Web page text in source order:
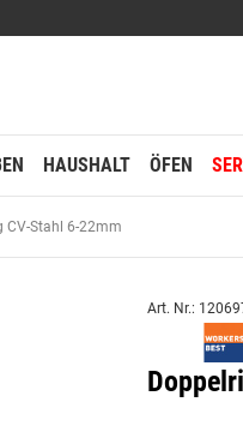
HAUSHALT ÖFEN
CV-Stahl 6-22mm
Art. Nr.: